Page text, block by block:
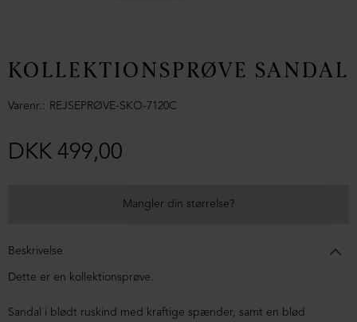
KOLLEKTIONSPRØVE SANDAL
Varenr. REJSEPRØVE-SKO-7120C
DKK 499,00
Mangler din størrelse?
Beskrivelse
Dette er en kollektionsprøve.
Sandal i blødt ruskind med kraftige spænder, samt en blød